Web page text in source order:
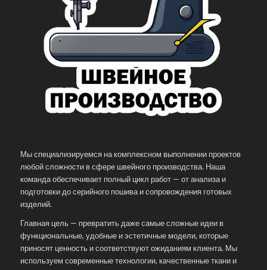
Мы специализируемся на комплексном выполнении проектов
любой сложности в сфере швейного производства. Наша
команда обеспечивает полный цикл работ — от анализа и
подготовки до серийного пошива и сопровождения готовых
изделий.
Главная цель — превратить даже самые сложные идеи в
функциональные, удобные и эстетичные модели, которые
приносят ценность и соответствуют ожиданиям клиента. Мы
используем современные технологии, качественные ткани и